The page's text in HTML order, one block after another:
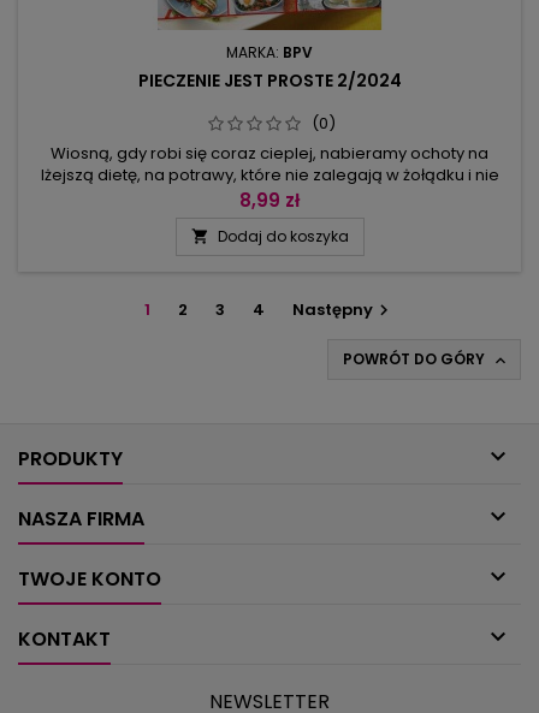
MARKA: BPV
PIECZENIE JEST PROSTE 2/2024
(0)
Wiosną, gdy robi się coraz cieplej, nabieramy ochoty na
lżejszą dietę, na potrawy, które nie zalegają w żołądku i nie
popychają następnego dnia wskazówki wagi do przodu.
wykonania w osiem kategorii: sałatki i przekąski, zupy, dania
8,99 zł
 Dodaj do koszyka
1 2 3 4 Następny 
POWRÓT DO GÓRY 
PRODUKTY 
NASZA FIRMA 
TWOJE KONTO 
KONTAKT 
NEWSLETTER